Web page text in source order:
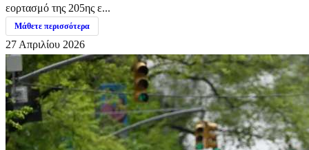
εορτασμό της 205ης ε...
Μάθετε περισσότερα
27 Απριλίου 2026